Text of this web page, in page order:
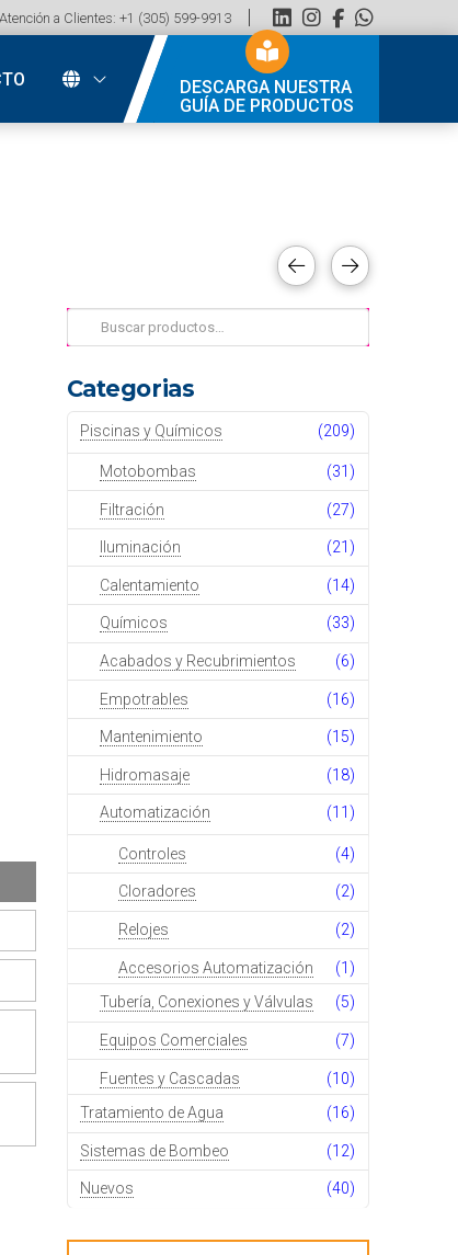
Atención a Clientes: +1 (305) 599-9913
DESCARGA NUESTRA
GUÍA DE PRODUCTOS
Buscar
por:
Categorias
Piscinas y Químicos (209)
Motobombas (31)
Filtración (27)
Iluminación (21)
Calentamiento (14)
Químicos (33)
Acabados y Recubrimientos (6)
Empotrables (16)
Mantenimiento (15)
Hidromasaje (18)
Automatización (11)
Controles (4)
Cloradores (2)
Relojes (2)
Accesorios Automatización
(1)
Tubería, Conexiones y Válvulas
(5)
Equipos Comerciales (7)
Fuentes y Cascadas
(10)
Tratamiento de Agua
(16)
Sistemas de Bombeo (12)
Nuevos (40)